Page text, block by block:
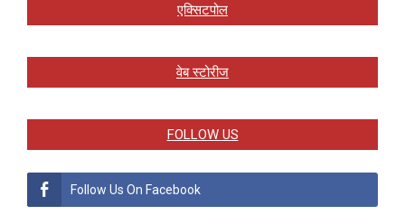
एक्सिटपोल
वेब स्टोरीज
FOLLOW US
Follow Us On Facebook